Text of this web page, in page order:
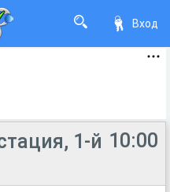
Вход
10:00
1-й